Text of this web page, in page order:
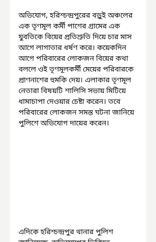
অভিযোগ, হরিশ্চন্দ্রপুরের বড়ুই অঞ্চলের
এক তৃণমূল কর্মী পাশের গ্রামের এক
যুবতিকে বিয়ের প্রতিশ্রুতি দিয়ে চার মাস
আগে লাগাতার ধর্ষণ করে। কয়েকদিন
আগে পরিবারের লোকজন বিয়ের কথা
বললে ওই তৃণমূলকর্মী মেয়ের পরিবারকে
প্রাণনাশের হুমকি দেয়। এলাকার তৃণমূল
নেতারা বিষয়টি শালিসি সভায় মিটিয়ে
ধামাচাপা দেওয়ার চেষ্টা করেন। তবে
পরিবারের লোকজন সমস্ত ঘটনা জানিয়ে
পুলিশে অভিযোগ দায়ের করেন।
এদিকে হরিশ্চন্দ্রপুর থানার পুলিশ